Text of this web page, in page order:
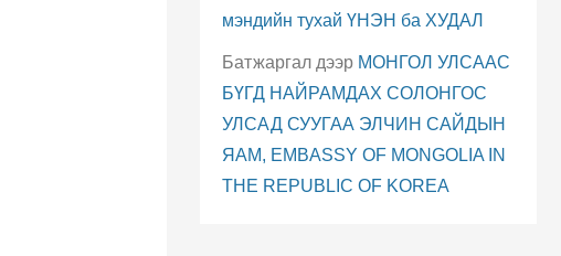
мэндийн тухай ҮНЭН ба ХУДАЛ
Батжаргалдээр МОНГОЛ УЛСААС
БҮГД НАЙРАМДАХ СОЛОНГОС
УЛСАД СУУГАА ЭЛЧИН САЙДЫН
ЯАМ, EMBASSY OF MONGOLIA IN
THE REPUBLIC OF KOREA